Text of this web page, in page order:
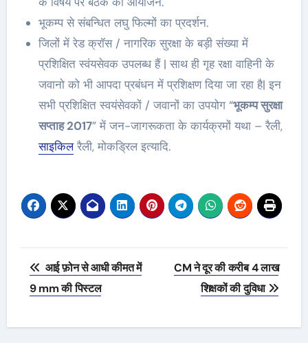
भूकम्प से संबन्धित लघु फिल्मों का प्रदर्शन.
जिलों में रेड क्रॉस / नागरिक सुरक्षा के बड़ी संख्या में
प्रशिक्षित स्वंयसेवक उपलब्ध हैं | साथ ही गृह रक्षा वाहिनी के
जवानो को भी आपदा प्रबंधन में प्रशिक्षण दिया जा रहा है| इन
सभी प्रशिक्षित स्वयंसेवकों / जवानों का उपयोग “भूकम्प सुरक्षा
सप्ताह 2017” में जन-जागरूकता के कार्यक्रमों यथा – रैली,
साइकिलरैली, मोकड्रिल इत्यादि.
Post
navigation
आई फ़ोन से आधी कीमत में
9 mm की पिस्टल
CM ने दूर की करीब 4 लाख
शिक्षकों की दुविधा